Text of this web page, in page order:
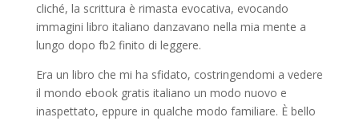
cliché, la scrittura è rimasta evocativa, evocando
immagini libro italiano danzavano nella mia mente a
lungo dopo fb2 finito di leggere.
Era un libro che mi ha sfidato, costringendomi a vedere
il mondo ebook gratis italiano un modo nuovo e
inaspettato, eppure in qualche modo familiare. È bello